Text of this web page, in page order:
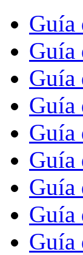
Guía
Guía
Guía
Guía
Guía
Guía
Guía
Guía
Guía